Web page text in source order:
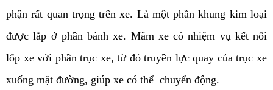
phận rất quan trọng trên xe. Là một phần khung kim loại
được lắp ở phần bánh xe. Mâm xe có nhiệm vụ kết nối
lốp xe với phần trục xe, từ đó truyền lực quay của trục xe
xuống mặt đường, giúp xe có thể chuyển động.